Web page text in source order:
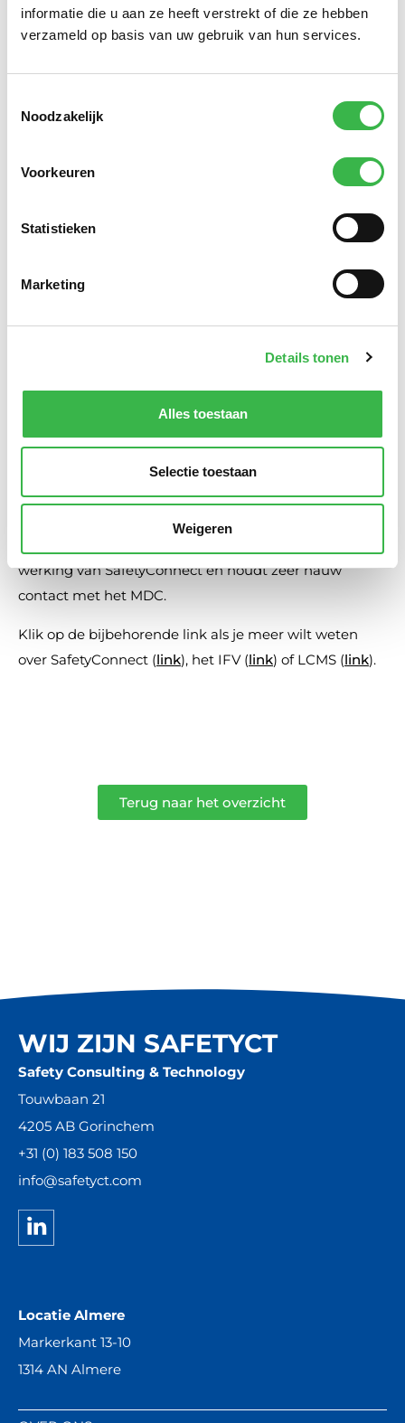
informatie die u aan ze heeft verstrekt of die ze hebben
verzameld op basis van uw gebruik van hun services.
Noodzakelijk
Voorkeuren
Statistieken
Marketing
Details tonen
Alles toestaan
Selectie toestaan
Weigeren
Systeem (LCMS). De uitkomst van deze periode was
een overeenkomst waarbij SafetyCT en het IFV
koppeling gebouwd die alle versplinterde berichten
bericht en deze verstuurd naar het IFV. Doordat het
IFV gebruik maakt van SafetyConnect hoeft het IFV
zich geen zorgen te maken over de informatie die het
MDC verstuurd en over de technische koppeling.
verbeteringen die SafetyCT doorvoert voor andere
Op dit moment draait SafetyConnect al geruime tijd
van LCMS. Naast LCMS wordt SafetyConnect ook
), Business Intelligence (
Restdekking (link).
werking van SafetyConnect en houdt zeer nauw
contact met het MDC.
Klik op de bijbehorende link als je meer wilt weten
over SafetyConnect (link), het IFV (link) of LCMS (link).
Terug naar het overzicht
WIJ ZIJN SAFETYCT
Safety Consulting & Technology
Touwbaan 21
4205 AB Gorinchem
+31 (0) 183 508 150
info@safetyct.com
Locatie Almere
Markerkant 13-10
1314 AN Almere